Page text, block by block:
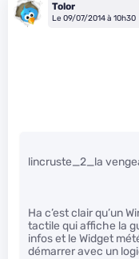
Tolor
Le 09/07/2014 à 10h30
lincruste_2_la
Ha c’est clair qu’un
tactile qui affiche la
infos et le Widget
démarrer avec un